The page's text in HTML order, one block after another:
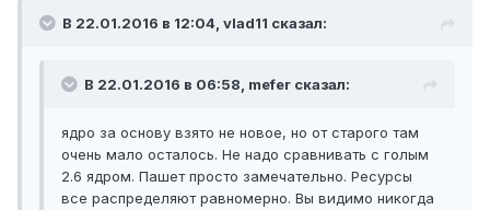
В 22.01.2016 в 12:04, vlad11 сказал:
В 22.01.2016 в 06:58, mefer сказал:
ядро за основу взято не новое, но от старого там
очень мало осталось. Не надо сравнивать с голым
2.6 ядром. Пашет просто замечательно. Ресурсы
все распределяют равномерно. Вы видимо никогда